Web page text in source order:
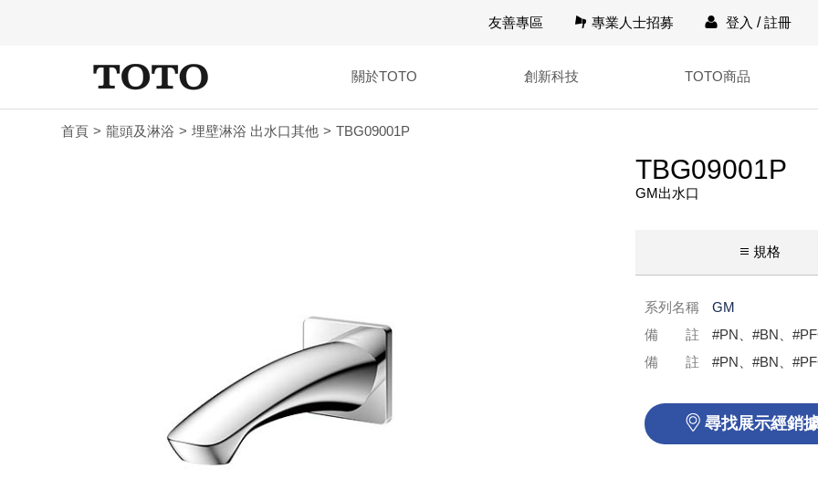
友善專區 專業人士招募 登入 /註冊
關於TOTO 創新科技 TOTO商品
首頁 龍頭及淋浴 埋壁淋浴 出水口其他 TBG09001P
TBG09001P
GM出水口
規格
系列名稱
GM
備 註
#PN、#BN、
備 註
#PN、#BN、
尋找展示經銷